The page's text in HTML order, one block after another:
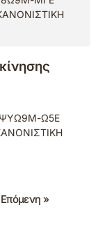
Ω5Ε
Επόμενη »